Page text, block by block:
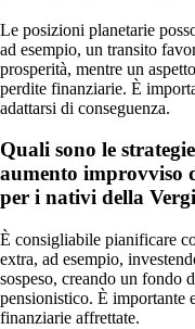
Le posizioni planetarie
ad esempio, un transito
prosperità, mentre un
perdite finanziarie. È
adattarsi di conseguenza.
Quali sono le
aumento improvviso
per i nativi della
È consigliabile pianificare
extra, ad esempio,
sospeso, creando un fondo
pensionistico. È importante
finanziarie affrettate.